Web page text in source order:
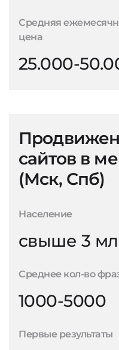
Средняя
цена
25.000-
сайтов в
(Мск, Спб)
Население
свыше 3
Среднее кол-во
1000-5000
Первые результаты